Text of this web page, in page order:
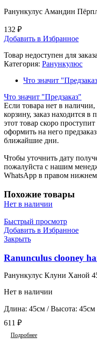
Ранункулус Амандин
132 ₽
Добавить в Избранное
Товар недоступен для
Категория: Ранункулюс
Что значит
Что значит "Предзаказ"
Если товара нет в
корзину, заказ находится
этот товар скоро
оформить на него
ближайшие дни.
Чтобы уточнить дату
пожалуйста с нашим
WhatsApp в правом нижнем
Похожие товары
Нет в наличии
Быстрый просмотр
Добавить в Избранное
Закрыть
Ranunculus clooney
Ранункулус Клуни Ханой
Нет в наличии
Длина: 45см / Высота: 45см
611 ₽
Подробнее